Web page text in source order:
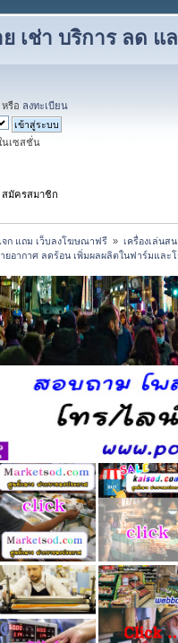
เช่า บริการ ลด
หรือ ลงทะเบียน
นเซสชั่น
สมัครสมาชิก
ก แถม เว็บลงโฆษณาฟรี » เครื่องเล่นส
อากาศ ลดร้อน เพิ่มผลผลิตในฟาร์มและโ